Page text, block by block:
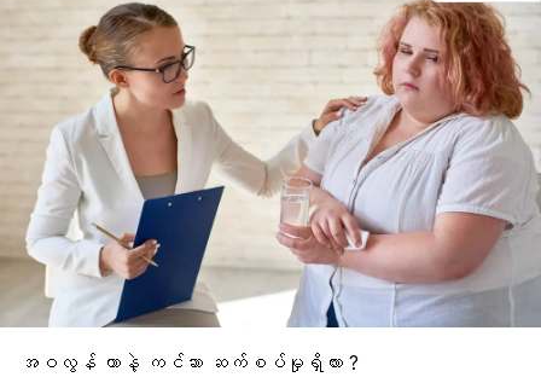
အဝလွန် တာနဲ့ ကင်ဆာ ဆက်စပ်မှုရှိလား ?